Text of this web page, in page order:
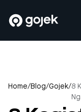
Home/Blog/Gojek/8